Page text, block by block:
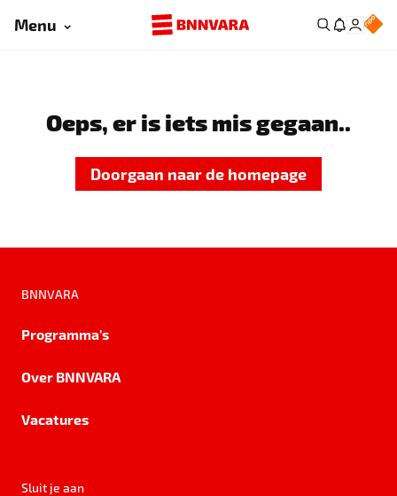
Menu
Oeps, er is iets mis gegaan..
Doorgaan naar de homepage
BNNVARA
Programma's
Over BNNVARA
Vacatures
Sluit je aan